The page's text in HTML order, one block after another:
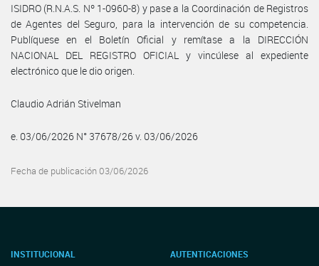
ISIDRO (R.N.A.S. Nº 1-0960-8) y pase a la Coordinación de Registros
de Agentes del Seguro, para la intervención de su competencia.
Publíquese en el Boletín Oficial y remítase a la DIRECCIÓN
NACIONAL DEL REGISTRO OFICIAL y vincúlese al expediente
electrónico que le dio origen.
Claudio Adrián Stivelman
e. 03/06/2026 N° 37678/26 v. 03/06/2026
Fecha de publicación 03/06/2026
INSTITUCIONAL AUTENTICACIONES